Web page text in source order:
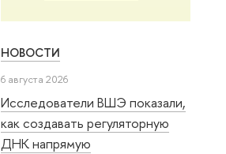
НОВОСТИ
6 августа 2026
Исследователи ВШЭ показали,
как создавать регуляторную
ДНК напрямую